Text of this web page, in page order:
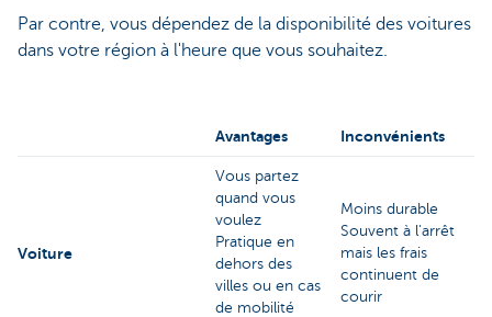
Par contre, vous dépendez de la disponibilité des voitures
dans votre région à l'heure que vous souhaitez.
Avantages Inconvénients
Voiture
Vous partez
quand vous
voulez
Pratique en
dehors des
villes ou en cas
de mobilité
Moins durable
Souvent à l'arrêt
mais les frais
continuent de
courir